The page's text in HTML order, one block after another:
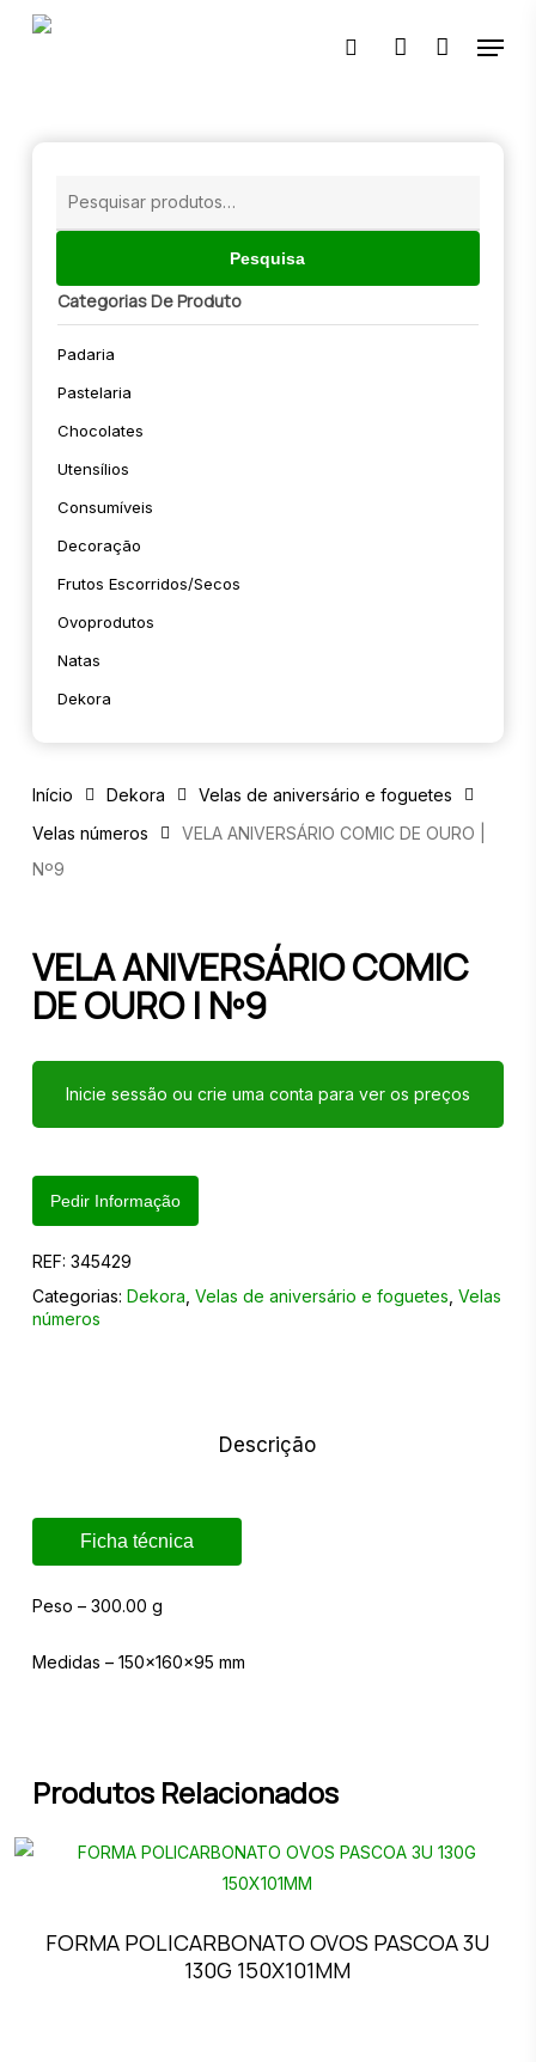
Skip
🔍
pesquisaraccount
Menu
Pesquisa
Categorias De Produto
Padaria
Pastelaria
Chocolates
Utensílios
Consumíveis
Decoração
Frutos Escorridos/secos
Ovoprodutos
Natas
Dekora
Início Dekora
Velas de aniversário e foguetes
Velas números
VELA ANIVERSÁRIO COMIC DE OURO |
Nº9
VELA ANIVERSÁRIO COMIC
DE OURO | Nº9
Inicie sessão ou crie uma conta para ver os preços
Pedir Informação
REF: 345429
Categorias: Dekora Velas de aniversário e foguetes Velas
números
Descrição
Ficha técnica
Peso – 300.00 g
Medidas – 150x160x95 mm
Produtos Relacionados
FORMA POLICARBONATO OVOS PASCOA 3U
130G 150X101MM